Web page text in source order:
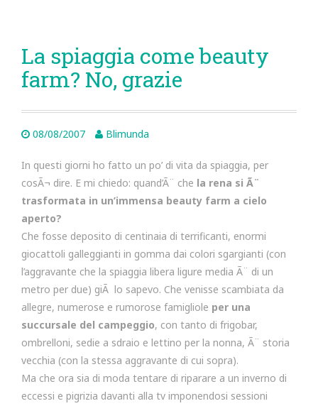
La spiaggia come beauty
farm? No, grazie
08/08/2007 Blimunda
In questi giorni ho fatto un po’ di vita da spiaggia, per
cosÃ¬ dire. E mi chiedo: quand’Ã¨ che la rena si Ã¨
trasformata in un’immensa beauty farm a cielo
aperto?
Che fosse deposito di centinaia di terrificanti, enormi
giocattoli galleggianti in gomma dai colori sgargianti (con
l’aggravante che la spiaggia libera ligure media Ã¨ di un
metro per due) giÃ lo sapevo. Che venisse scambiata da
allegre, numerose e rumorose famigliole per una
succursale del campeggio, con tanto di frigobar,
ombrelloni, sedie a sdraio e lettino per la nonna, Ã¨ storia
vecchia (con la stessa aggravante di cui sopra).
Ma che ora sia di moda tentare di riparare a un inverno di
eccessi e pigrizia davanti alla tv imponendosi sessioni